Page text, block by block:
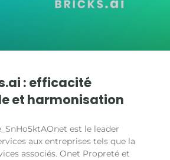
: efficacité
et harmonisation
est le leader
aux entreprises tels que la
associés. Onet Propreté et